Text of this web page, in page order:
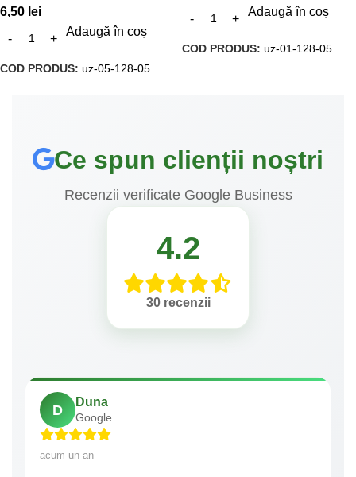
6,50 lei
Adaugă în coș
COD PRODUS: uz-05-128-05
Adaugă în coș
COD PRODUS: uz-01-128-05
Ce spun clienții noștri
Recenzii verificate Google Business
4.2
30 recenzii
D
Duna
Google
acum un an